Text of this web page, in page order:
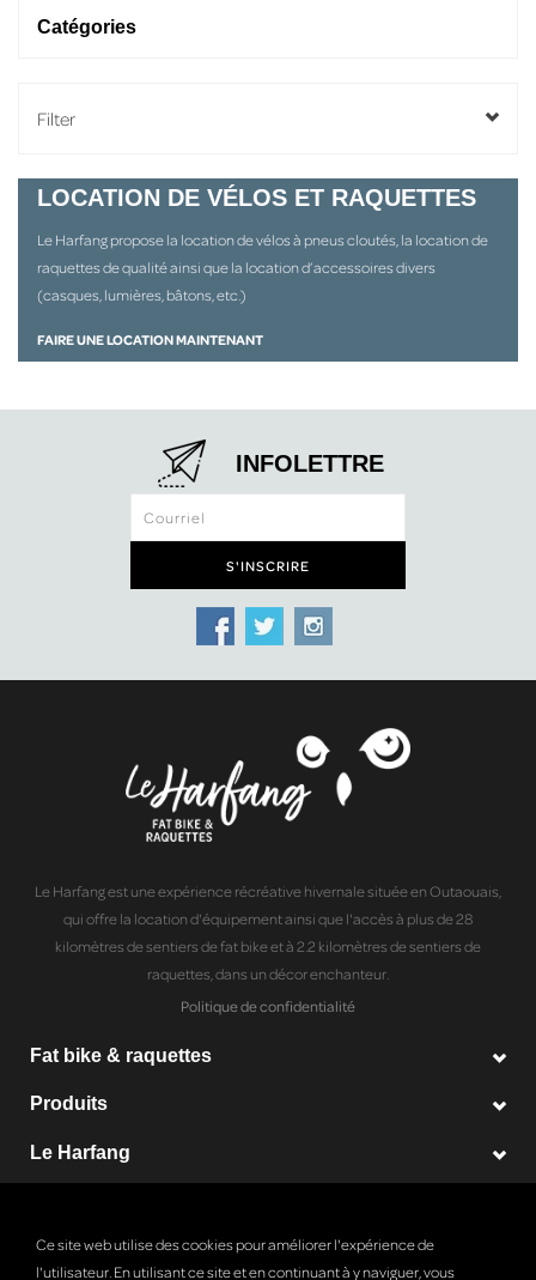
Catégories
Filter
LOCATION DE VÉLOS ET RAQUETTES
Le Harfang propose la location de vélos à pneus cloutés, la location de
raquettes de qualité ainsi que la location d’accessoires divers
(casques, lumières, bâtons, etc.)
FAIRE UNE LOCATION MAINTENANT
INFOLETTRE
Le Harfang est une expérience récréative hivernale située en Outaouais,
qui offre la location d'équipement ainsi que l'accès à plus de 28
kilomètres de sentiers de fat bike et à 2.2 kilomètres de sentiers de
raquettes, dans un décor enchanteur.
Politique de confidentialité
Fat bike & raquettes
Produits
Le Harfang
© Copyright 2026 Le Harfang - Powered by Lightspeed
Ce site web utilise des cookies pour améliorer l'expérience de
l'utilisateur. En utilisant ce site et en continuant à y naviguer, vous